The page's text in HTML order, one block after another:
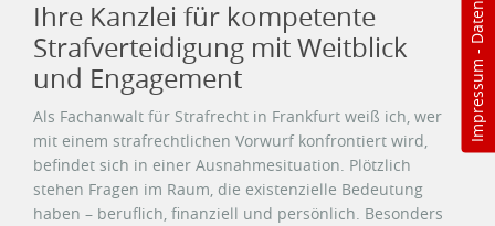
Impressum
-
Ihre Kanzlei für kompetente
Strafverteidigung mit Weitblick
und Engagement
Als Fachanwalt für Strafrecht in Frankfurt weiß ich, wer
mit einem strafrechtlichen Vorwurf konfrontiert wird,
befindet sich in einer Ausnahmesituation. Plötzlich
stehen Fragen im Raum, die existenzielle Bedeutung
haben – beruflich, finanziell und persönlich. Besonders